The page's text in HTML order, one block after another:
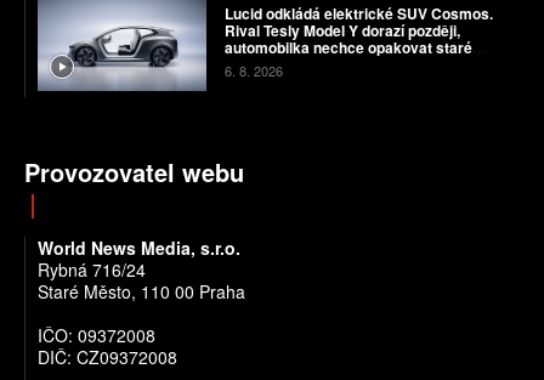
Lucid odkládá elektrické SUV Cosmos.
Rival Tesly Model Y dorazí později,
automobilka nechce opakovat staré
chyby
6. 8. 2026
Provozovatel webu
World News Media, s.r.o.
Rybná 716/24
Staré Město, 110 00 Praha
IČO: 09372008
DIČ: CZ09372008